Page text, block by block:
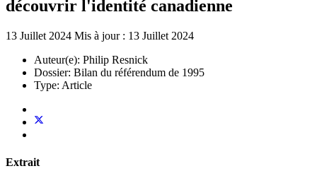
découvrir l'identité canadienne
13 Juillet 2024 Mis à jour : 13 Juillet 2024
Auteur(e): Philip Resnick
Dossier: Bilan du référendum de 1995
Type: Article
Extrait